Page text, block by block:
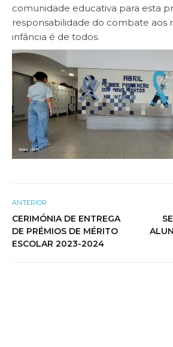
comunidade educativa para esta
responsabilidade do combate aos
infância é de todos.
ANTERIOR
CERIMÓNIA DE ENTREGA
DE PRÉMIOS DE MÉRITO
ESCOLAR 2023-2024